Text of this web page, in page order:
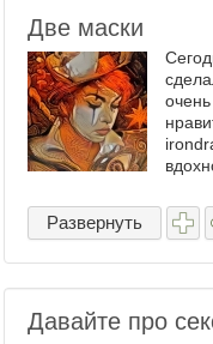
Две маски
Развернуть
Давайте про